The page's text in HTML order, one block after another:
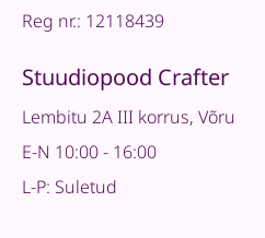
Reg nr.: 12118439
Stuudiopood Crafter
Lembitu 2A III korrus, Võru
E-N 10:00 - 16:00
L-P: Suletud